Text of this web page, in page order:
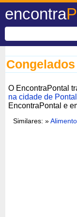
encontra
O EncontraPontal
na cidade de Pontal
EncontraPontal e
Similares: »